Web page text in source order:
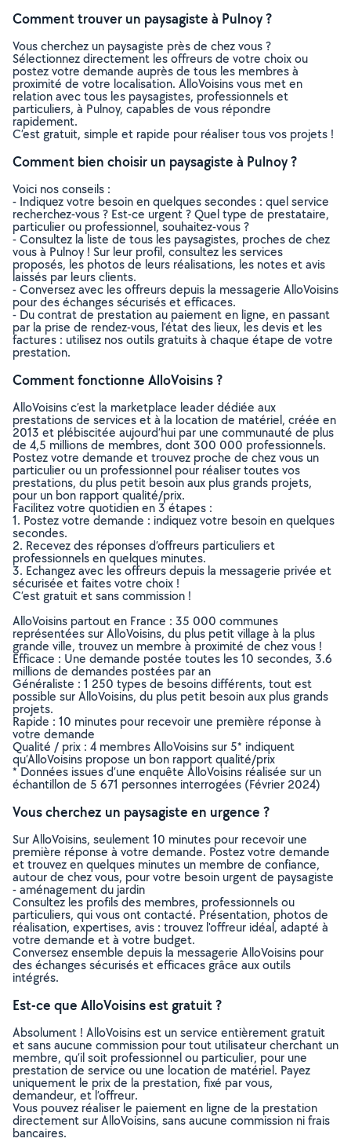
Comment trouver un paysagiste à Pulnoy ?
Vous cherchez un paysagiste près de chez vous ?
Sélectionnez directement les offreurs de votre choix ou
postez votre demande auprès de tous les membres à
proximité de votre localisation. AlloVoisins vous met en
relation avec tous les paysagistes, professionnels et
particuliers, à Pulnoy, capables de vous répondre
rapidement.
C’est gratuit, simple et rapide pour réaliser tous vos projets !
Comment bien choisir un paysagiste à Pulnoy ?
Voici nos conseils :
- Indiquez votre besoin en quelques secondes : quel service
recherchez-vous ? Est-ce urgent ? Quel type de prestataire,
particulier ou professionnel, souhaitez-vous ?
- Consultez la liste de tous les paysagistes, proches de chez
vous à Pulnoy ! Sur leur profil, consultez les services
proposés, les photos de leurs réalisations, les notes et avis
laissés par leurs clients.
- Conversez avec les offreurs depuis la messagerie AlloVoisins
pour des échanges sécurisés et efficaces.
- Du contrat de prestation au paiement en ligne, en passant
par la prise de rendez-vous, l’état des lieux, les devis et les
factures : utilisez nos outils gratuits à chaque étape de votre
prestation.
Comment fonctionne AlloVoisins ?
AlloVoisins c’est la marketplace leader dédiée aux
prestations de services et à la location de matériel, créée en
2013 et plébiscitée aujourd’hui par une communauté de plus
de 4,5 millions de membres, dont 300 000 professionnels.
Postez votre demande et trouvez proche de chez vous un
particulier ou un professionnel pour réaliser toutes vos
prestations, du plus petit besoin aux plus grands projets,
pour un bon rapport qualité/prix.
Facilitez votre quotidien en 3 étapes :
1. Postez votre demande : indiquez votre besoin en quelques
secondes.
2. Recevez des réponses d’offreurs particuliers et
professionnels en quelques minutes.
3. Echangez avec les offreurs depuis la messagerie privée et
sécurisée et faites votre choix !
C’est gratuit et sans commission !
AlloVoisins partout en France : 35 000 communes
représentées sur AlloVoisins, du plus petit village à la plus
grande ville, trouvez un membre à proximité de chez vous !
Efficace : Une demande postée toutes les 10 secondes, 3.6
millions de demandes postées par an
Généraliste : 1 250 types de besoins différents, tout est
possible sur AlloVoisins, du plus petit besoin aux plus grands
projets.
Rapide : 10 minutes pour recevoir une première réponse à
votre demande
Qualité / prix : 4 membres AlloVoisins sur 5* indiquent
qu’AlloVoisins propose un bon rapport qualité/prix
* Données issues d’une enquête AlloVoisins réalisée sur un
échantillon de 5 671 personnes interrogées (Février 2024)
Vous cherchez un paysagiste en urgence ?
Sur AlloVoisins, seulement 10 minutes pour recevoir une
première réponse à votre demande. Postez votre demande
et trouvez en quelques minutes un membre de confiance,
autour de chez vous, pour votre besoin urgent de paysagiste
- aménagement du jardin
Consultez les profils des membres, professionnels ou
particuliers, qui vous ont contacté. Présentation, photos de
réalisation, expertises, avis : trouvez l'offreur idéal, adapté à
votre demande et à votre budget.
Conversez ensemble depuis la messagerie AlloVoisins pour
des échanges sécurisés et efficaces grâce aux outils
intégrés.
Est-ce que AlloVoisins est gratuit ?
Absolument ! AlloVoisins est un service entièrement gratuit
et sans aucune commission pour tout utilisateur cherchant un
membre, qu’il soit professionnel ou particulier, pour une
prestation de service ou une location de matériel. Payez
uniquement le prix de la prestation, fixé par vous,
demandeur, et l’offreur.
Vous pouvez réaliser le paiement en ligne de la prestation
directement sur AlloVoisins, sans aucune commission ni frais
bancaires.